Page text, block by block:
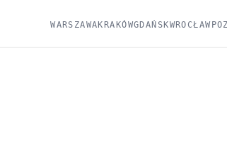
WARSZAWAKRAKÓWGDAŃSKWROCŁAW